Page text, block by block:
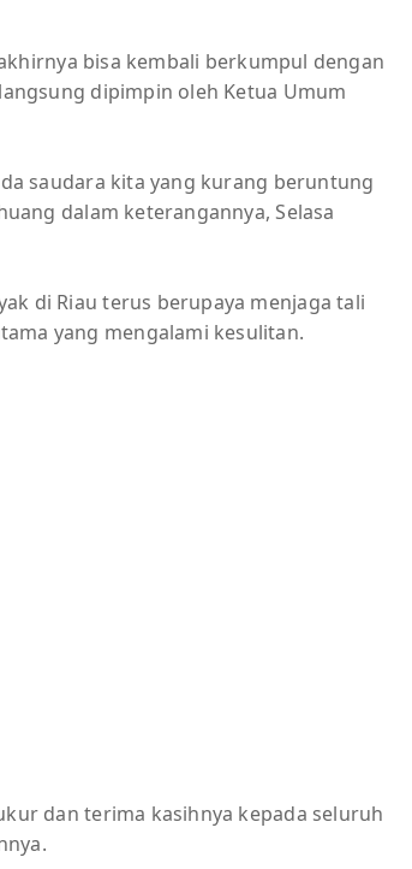
bisa kembali berkumpul dengan
dipimpin oleh Ketua Umum
saudara kita yang kurang beruntung
dalam keterangannya, Selasa
di Riau terus berupaya menjaga tali
yang mengalami kesulitan.
dan terima kasihnya kepada seluruh